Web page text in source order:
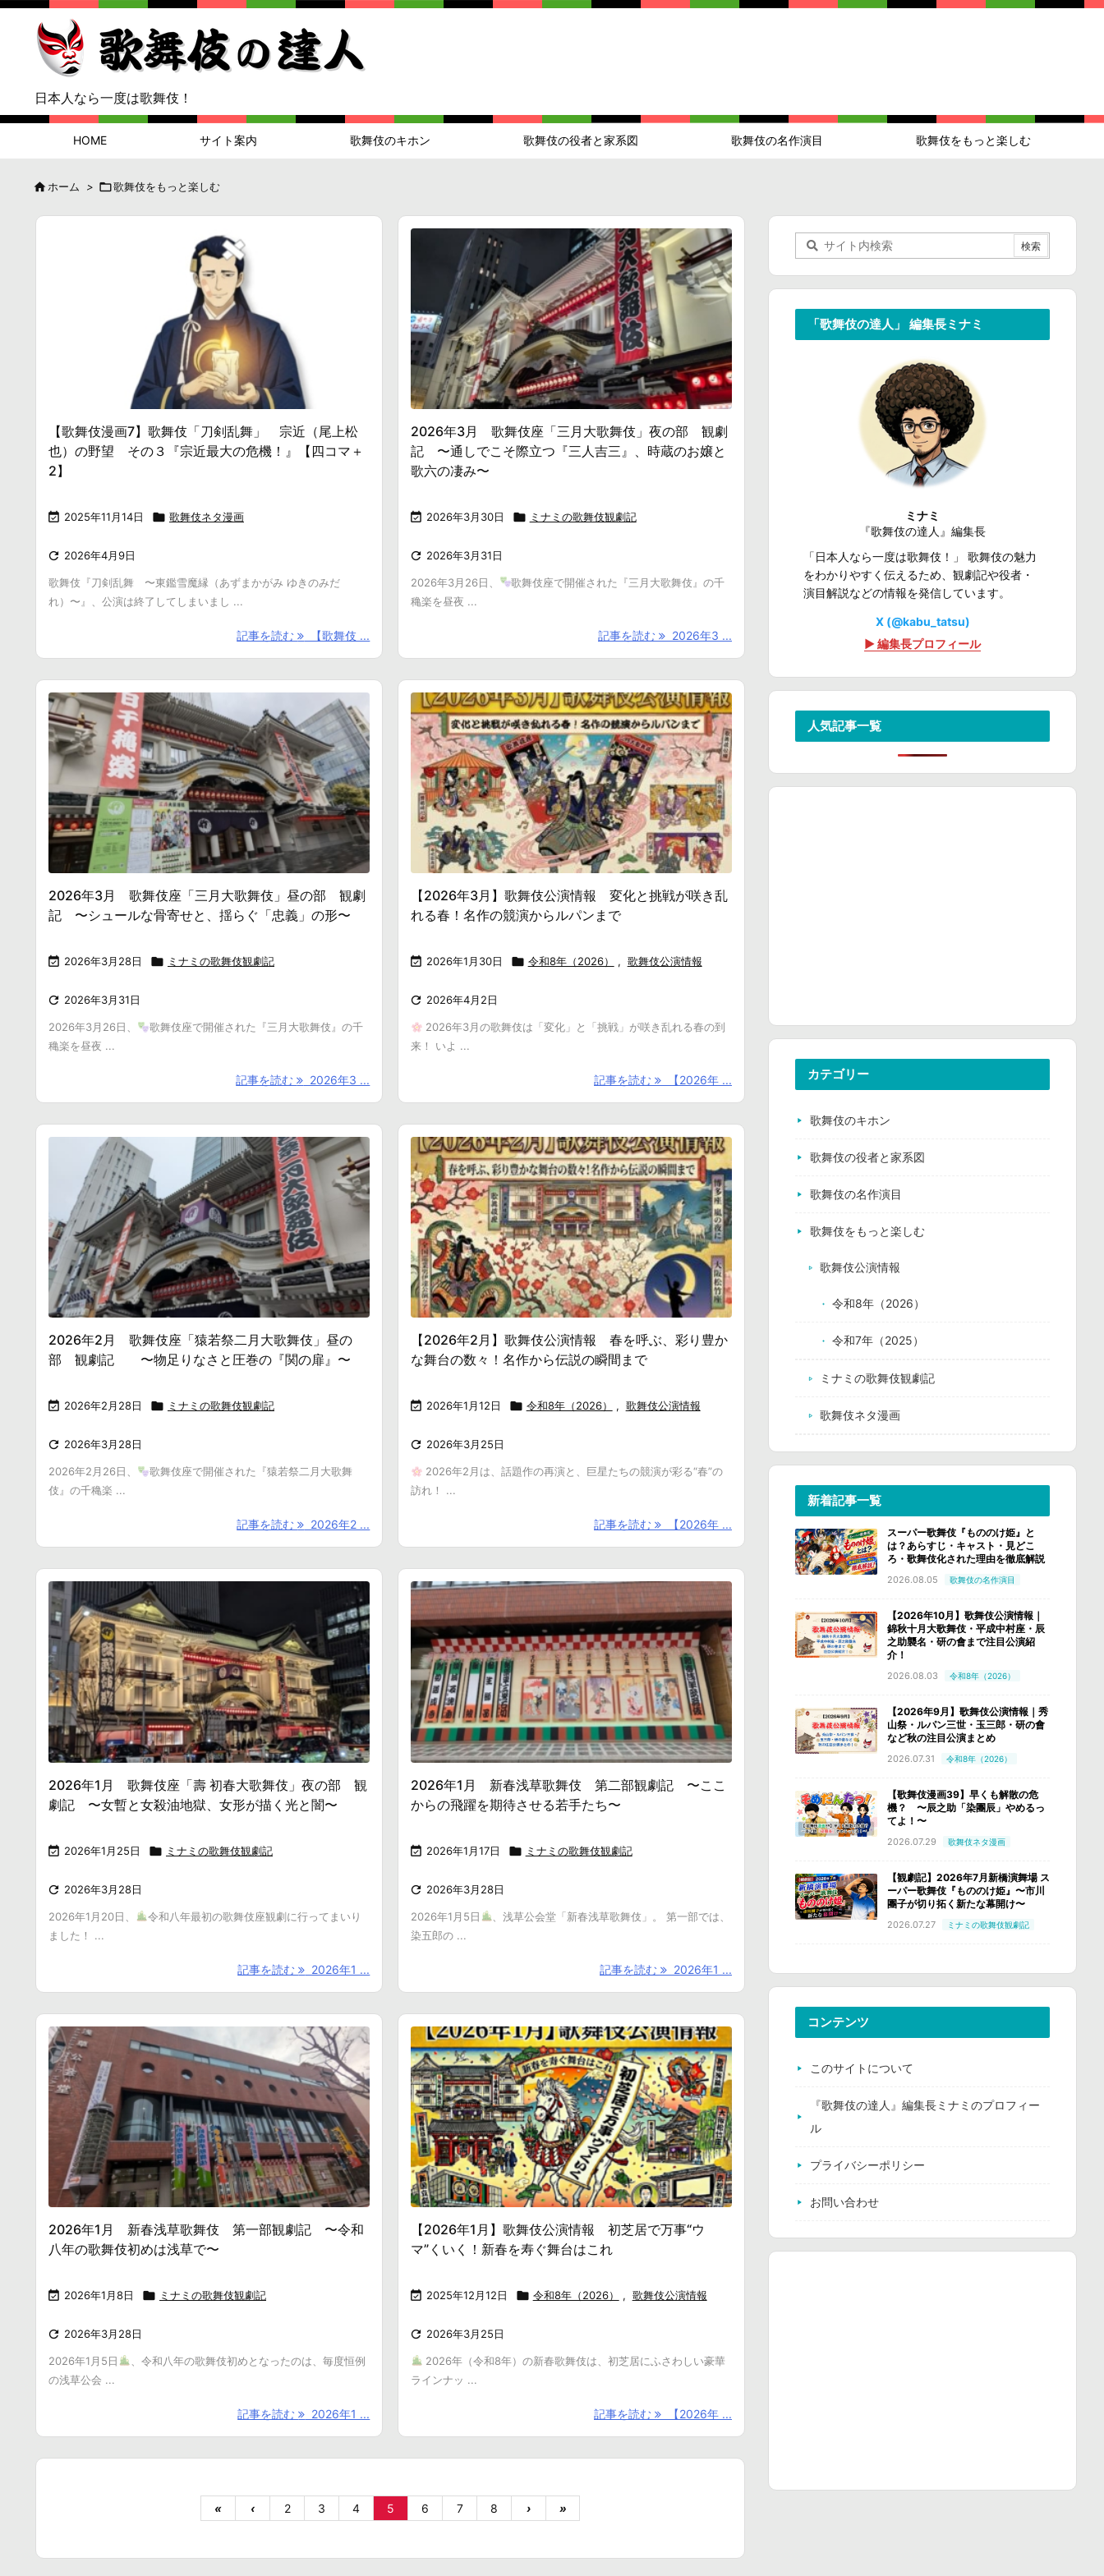
日本人なら一度は歌舞伎！
HOME サイト案内 歌舞伎のキホン 歌舞伎の役者と家系図 歌舞伎の名作演目 歌舞伎をもっと楽しむ
 ホーム > 歌舞伎をもっと楽しむ
【歌舞伎漫画7】歌舞伎「刀剣乱舞」 宗近（尾上松
也）の野望 その３『宗近最大の危機！』【四コマ＋
2】
 2025年11月14日  歌舞伎ネタ漫画
 2026年4月9日
歌舞伎『刀剣乱舞 〜東鑑雪魔縁（あずまかがみ ゆきのみだ
れ）〜』、公演は終了してしまいまし ...
記事を読む 【歌舞伎 ...
2026年3月 歌舞伎座「三月大歌舞伎」夜の部 観劇
記 〜通しでこそ際立つ『三人吉三』、時蔵のお嬢と
歌六の凄み〜
 2026年3月30日  ミナミの歌舞伎観劇記
 2026年3月31日
2026年3月26日、
歌舞伎座で開催された『三月大歌舞伎』の千
穐楽を昼夜 ...
記事を読む 2026年3 ...
2026年3月 歌舞伎座「三月大歌舞伎」昼の部 観劇
記 〜シュールな骨寄せと、揺らぐ「忠義」の形〜
 2026年3月28日  ミナミの歌舞伎観劇記
 2026年3月31日
2026年3月26日、
歌舞伎座で開催された『三月大歌舞伎』の千
穐楽を昼夜 ...
記事を読む 2026年3 ...
【2026年3月】歌舞伎公演情報 変化と挑戦が咲き乱
れる春！名作の競演からルパンまで
 2026年1月30日  令和8年（2026） , 歌舞伎公演情報
 2026年4月2日
2026年3月の歌舞伎は「変化」と「挑戦」が咲き乱れる春の到
来！ いよ ...
記事を読む 【2026年 ...
2026年2月 歌舞伎座「猿若祭二月大歌舞伎」昼の
部 観劇記 〜物足りなさと圧巻の『関の扉』〜
 2026年2月28日  ミナミの歌舞伎観劇記
 2026年3月28日
2026年2月26日、
歌舞伎座で開催された『猿若祭二月大歌舞
伎』の千穐楽 ...
記事を読む 2026年2 ...
【2026年2月】歌舞伎公演情報 春を呼ぶ、彩り豊か
な舞台の数々！名作から伝説の瞬間まで
 2026年1月12日  令和8年（2026） , 歌舞伎公演情報
 2026年3月25日
2026年2月は、話題作の再演と、巨星たちの競演が彩る“春”の
訪れ！ ...
記事を読む 【2026年 ...
2026年1月 歌舞伎座「壽 初春大歌舞伎」夜の部 観
劇記 〜女暫と女殺油地獄、女形が描く光と闇〜
 2026年1月25日  ミナミの歌舞伎観劇記
 2026年3月28日
2026年1月20日、
令和八年最初の歌舞伎座観劇に行ってまいり
ました！ ...
記事を読む 2026年1 ...
2026年1月 新春浅草歌舞伎 第二部観劇記 〜ここ
からの飛躍を期待させる若手たち〜
 2026年1月17日  ミナミの歌舞伎観劇記
 2026年3月28日
2026年1月5日
、浅草公会堂「新春浅草歌舞伎」。 第一部では、
染五郎の ...
記事を読む 2026年1 ...
2026年1月 新春浅草歌舞伎 第一部観劇記 〜令和
八年の歌舞伎初めは浅草で〜
 2026年1月8日  ミナミの歌舞伎観劇記
 2026年3月28日
2026年1月5日
、令和八年の歌舞伎初めとなったのは、毎度恒例
の浅草公会 ...
記事を読む 2026年1 ...
【2026年1月】歌舞伎公演情報 初芝居で万事“ウ
マ”くいく！新春を寿ぐ舞台はこれ
 2025年12月12日  令和8年（2026） , 歌舞伎公演情報
 2026年3月25日
2026年（令和8年）の新春歌舞伎は、初芝居にふさわしい豪華
ラインナッ ...
記事を読む 【2026年 ...
« ‹ 2 3 4 5 6 7 8 › »
「歌舞伎の達人」 編集長ミナミ
ミナミ
『歌舞伎の達人』編集長
「日本人なら一度は歌舞伎！」 歌舞伎の魅力
をわかりやすく伝えるため、観劇記や役者・
演目解説などの情報を発信しています。
X (@kabu_tatsu)
▶ 編集長プロフィール
人気記事一覧
カテゴリー
歌舞伎のキホン
歌舞伎の役者と家系図
歌舞伎の名作演目
歌舞伎をもっと楽しむ
歌舞伎公演情報
令和8年（2026）
令和7年（2025）
ミナミの歌舞伎観劇記
歌舞伎ネタ漫画
新着記事一覧
スーパー歌舞伎『もののけ姫』と
は？あらすじ・キャスト・見どこ
ろ・歌舞伎化された理由を徹底解説
2026.08.05 歌舞伎の名作演目
【2026年10月】歌舞伎公演情報｜
錦秋十月大歌舞伎・平成中村座・辰
之助襲名・研の會まで注目公演紹
介！
2026.08.03 令和8年（2026）
【2026年9月】歌舞伎公演情報｜秀
山祭・ルパン三世・玉三郎・研の會
など秋の注目公演まとめ
2026.07.31 令和8年（2026）
【歌舞伎漫画39】早くも解散の危
機？ 〜辰之助「染團辰」やめるっ
てよ！〜
2026.07.29 歌舞伎ネタ漫画
【観劇記】2026年7月新橋演舞場 ス
ーパー歌舞伎『もののけ姫』〜市川
團子が切り拓く新たな幕開け〜
2026.07.27 ミナミの歌舞伎観劇記
コンテンツ
このサイトについて
『歌舞伎の達人』編集長ミナミのプロフィー
ル
プライバシーポリシー
お問い合わせ